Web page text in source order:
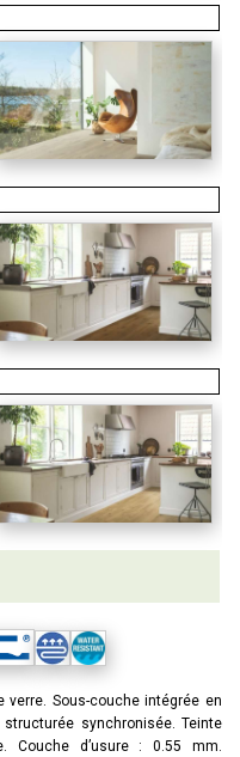
verre. Sous-couche intégrée en
synchronisée. Teinte
Couche d’usure : 0.55 mm.